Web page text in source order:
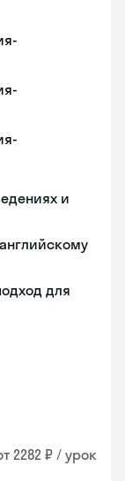
и
для
2282 ₽ / урок